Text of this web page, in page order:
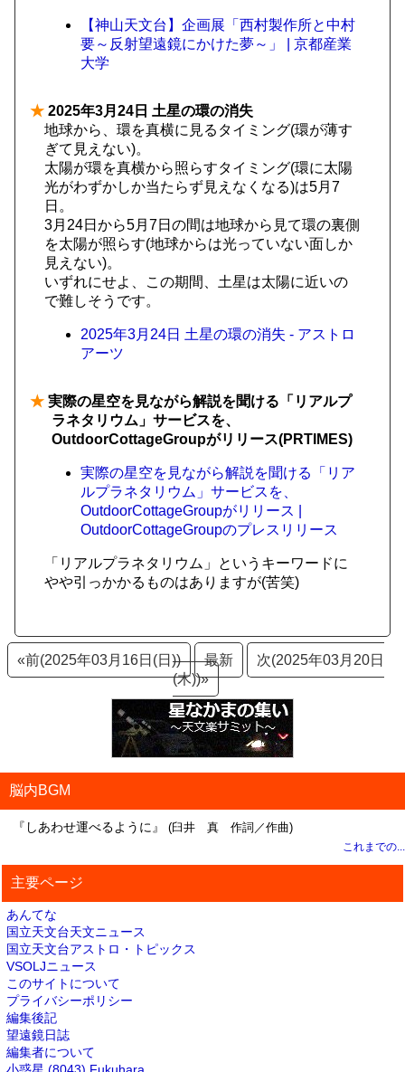
【神山天文台】企画展「西村製作所と中村
要～反射望遠鏡にかけた夢～」 | 京都産業
大学
★ 2025年3月24日 土星の環の消失
地球から、環を真横に見るタイミング(環が薄す
ぎて見えない)。
太陽が環を真横から照らすタイミング(環に太陽
光がわずかしか当たらず見えなくなる)は5月7
日。
3月24日から5月7日の間は地球から見て環の裏側
を太陽が照らす(地球からは光っていない面しか
見えない)。
いずれにせよ、この期間、土星は太陽に近いの
で難しそうです。
2025年3月24日 土星の環の消失 - アストロ
アーツ
★ 実際の星空を見ながら解説を聞ける「リアルプ
ラネタリウム」サービスを、
OutdoorCottageGroupがリリース(PRTIMES)
実際の星空を見ながら解説を聞ける「リア
ルプラネタリウム」サービスを、
OutdoorCottageGroupがリリース |
OutdoorCottageGroupのプレスリリース
「リアルプラネタリウム」というキーワードに
やや引っかかるものはありますが(苦笑)
«前(2025年03月16日(日)) 最新
次(2025年03月20日
(木))»
脳内BGM
『しあわせ運べるように』 (臼井 真 作詞／作曲)
これまでの...
主要ページ
あんてな
国立天文台天文ニュース
国立天文台アストロ・トピックス
VSOLJニュース
このサイトについて
プライバシーポリシー
編集後記
望遠鏡日誌
編集者について